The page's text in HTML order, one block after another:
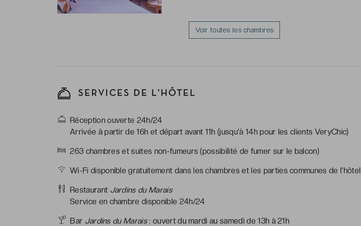
Voir toutes les chambres
SERVICES DE L'HÔTEL
Réception ouverte 24h/24
Arrivée à partir de 16h et départ avant 11h (jusqu'à 14h pour les clients VeryChic)
263 chambres et suites non-fumeurs (possibilité de fumer sur le balcon)
Wi-Fi disponible gratuitement dans les chambres et les parties communes de l'hôtel
Restaurant Jardins du Marais
Service en chambre disponible 24h/24
Bar Jardins du Marais: ouvert du mardi au samedi de 13h à 21h